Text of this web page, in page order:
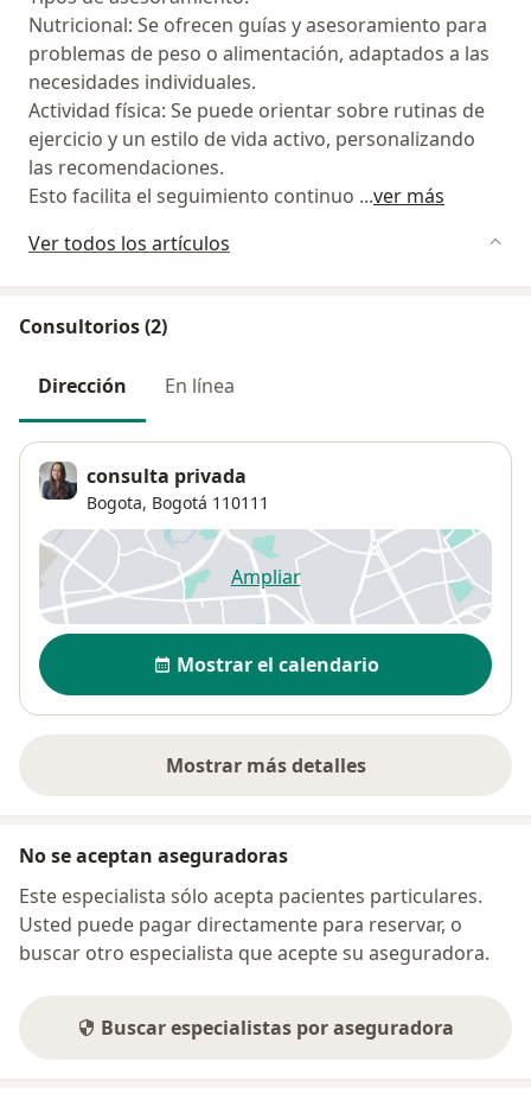
Nutricional: Se ofrecen guías y asesoramiento para
problemas de peso o alimentación, adaptados a las
necesidades individuales.
Actividad física: Se puede orientar sobre rutinas de
ejercicio y un estilo de vida activo, personalizando
las recomendaciones.
Esto facilita el seguimiento continuo ...ver más
Ver todos los artículos
Consultorios (2)
Dirección En línea
consulta privada
Bogota, Bogotá 110111
Ampliarse abre en una nueva
Disponibilidad
Mostrar el calendario
Mostrar más detalles
sobre la dirección
No se aceptan aseguradoras
Este especialista sólo acepta pacientes particulares.
Usted puede pagar directamente para reservar, o
buscar otro especialista que acepte su aseguradora.
Buscar especialistas por aseguradora